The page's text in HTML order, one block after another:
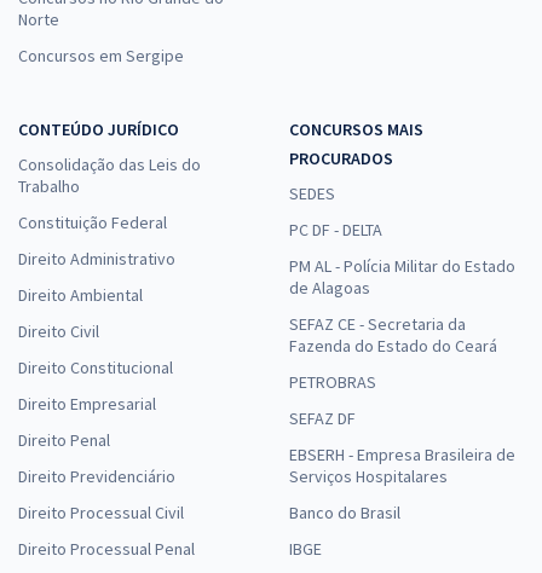
Norte
Concursos em Sergipe
CONTEÚDO JURÍDICO
Consolidação das Leis do
Trabalho
Constituição Federal
Direito Administrativo
Direito Ambiental
Direito Civil
Direito Constitucional
Direito Empresarial
Direito Penal
Direito Previdenciário
Direito Processual Civil
Direito Processual Penal
CONCURSOS MAIS
PROCURADOS
SEDES
PC DF - DELTA
PM AL - Polícia Militar do Estado
de Alagoas
SEFAZ CE - Secretaria da
Fazenda do Estado do Ceará
PETROBRAS
SEFAZ DF
EBSERH - Empresa Brasileira de
Serviços Hospitalares
Banco do Brasil
IBGE